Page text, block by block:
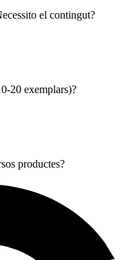
el contingut?
20 exemplars)?
productes?